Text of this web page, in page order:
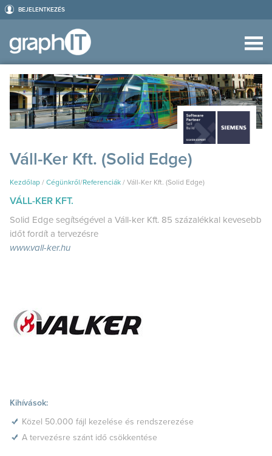
BEJELENTKEZÉS
Váll-Ker Kft. (Solid Edge)
Kezdőlap / Cégünkről/Referenciák / Váll-Ker Kft. (Solid Edge)
VÁLL-KER KFT.
Solid Edge segítségével a Váll-ker Kft. 85 százalékkal kevesebb
időt fordít a tervezésre
www.vall-ker.hu
Kihívások:
Közel 50.000 fájl kezelése és rendszerezése
A tervezésre szánt idő csökkentése